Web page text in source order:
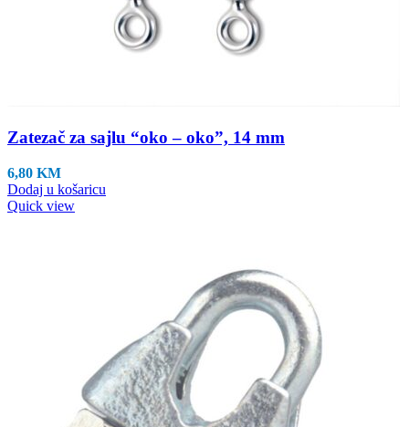
Zatezač za sajlu “oko – oko”, 14 mm
6,80 KM
Dodaj u košaricu
Quick view